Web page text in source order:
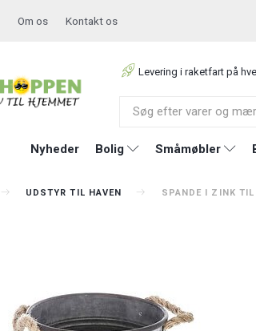
Om os Kontakt os
Levering i raketfart på
Nyheder Bolig Småmøbler
UDSTYR TIL HAVEN SPANDE I ZINK TIL